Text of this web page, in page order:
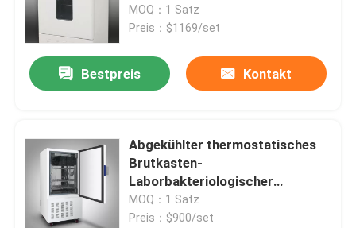
Verschlusspfropfen-
Brutkasten-Maschine des
MOQ：1 Satz
Preis：$1169/set
Bestpreis Kontakt
Abgekühlter thermostatisches
Brutkasten-
Laborbakteriologischer
Brutkasten mit gekühltem 0-65C
MOQ：1 Satz
Preis：$900/set